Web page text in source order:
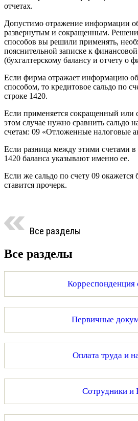
отчетах.
Допустимо отражение информации
развернутым и сокращенным.
способов вы решили применять,
пояснительной записке к
(бухгалтерскому балансу и отчету о
Если фирма отражает информацию
способом, то кредитовое сальдо по
строке 1420.
Если применяется сокращенный или
этом случае нужно сравнить сальдо
счетам: 09 «Отложенные налоговые
Если разница между этими счетами
1420 баланса указывают именно ее.
Если же сальдо по счету 09 окажется
ставится прочерк.
Все разделы
Все разделы
Корреспонденция
Первичные
Оплата труда и
Сотрудники и